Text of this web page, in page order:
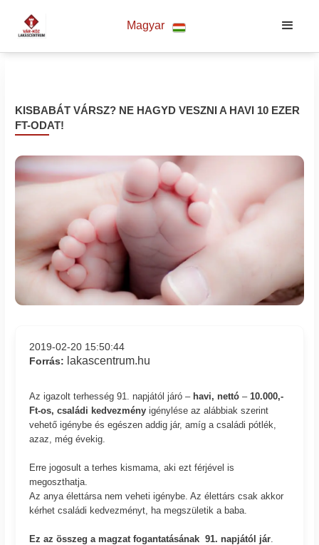
Magyar
KISBABÁT VÁRSZ? NE HAGYD VESZNI A HAVI 10 EZER
FT-ODAT!
2019-02-20 15:50:44
Forrás: lakascentrum.hu
Az igazolt terhesség 91. napjától járó – havi, nettó – 10.000,-
Ft-os, családi kedvezmény igénylése az alábbiak szerint
vehető igénybe és egészen addig jár, amíg a családi pótlék,
azaz, még évekig.
Erre jogosult a terhes kismama, aki ezt férjével is
megoszthatja.
Az anya élettársa nem veheti igénybe. Az élettárs csak akkor
kérhet családi kedvezményt, ha megszületik a baba.
Ez az összeg a magzat fogantatásának 91. napjától jár